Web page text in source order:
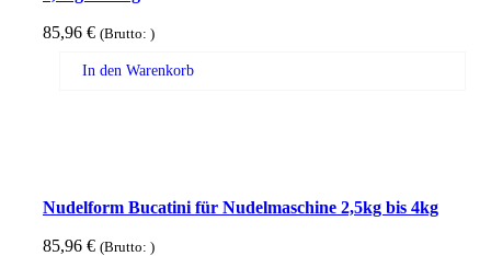
85,96 € (Brutto: )
In den Warenkorb
Nudelform Bucatini für Nudelmaschine 2,5kg bis 4kg
85,96 € (Brutto: )